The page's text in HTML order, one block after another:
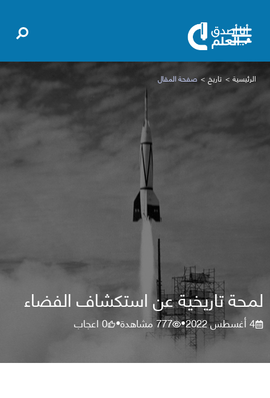
الرئيسية تاريخ صفحة المقال
لمحة تاريخية عن استكشاف الفضاء
4 أغسطس 2022 •
777مشاهدة•
0اعجاب